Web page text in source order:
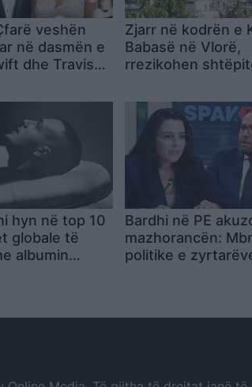
veshën
në dasmën e
dhe Travis
Zjarr në kodrën e
Babasë në Vlorë,
rrezikohen
hyn në top 10
globale të
albumin
Bardhi në PE
mazhorancën:
politike e